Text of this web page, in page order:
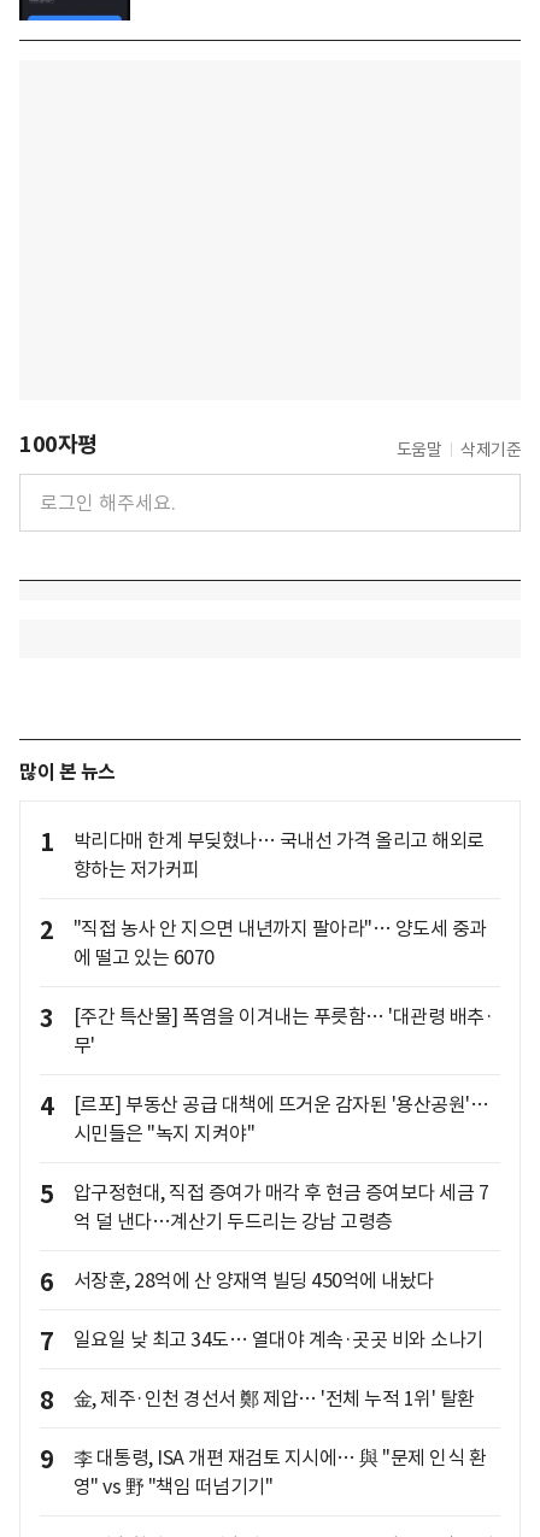
100자평 도움말 삭제기준
많이 본 뉴스
1
박리다매 한계 부딪혔나… 국내선 가격 올리고 해외로
향하는 저가커피
2
"직접 농사 안 지으면 내년까지 팔아라"… 양도세 중과
에 떨고 있는 6070
3
[주간 특산물] 폭염을 이겨내는 푸릇함… '대관령 배추·
무'
4
[르포] 부동산 공급 대책에 뜨거운 감자된 '용산공원'…
시민들은 "녹지 지켜야"
5
압구정현대, 직접 증여가 매각 후 현금 증여보다 세금 7
억 덜 낸다…계산기 두드리는 강남 고령층
6 서장훈, 28억에 산 양재역 빌딩 450억에 내놨다
7 일요일 낮 최고 34도… 열대야 계속·곳곳 비와 소나기
8 金, 제주·인천 경선서 鄭 제압… '전체 누적 1위' 탈환
9
李 대통령, ISA 개편 재검토 지시에… 與 "문제 인식 환
영" vs 野 "책임 떠넘기기"